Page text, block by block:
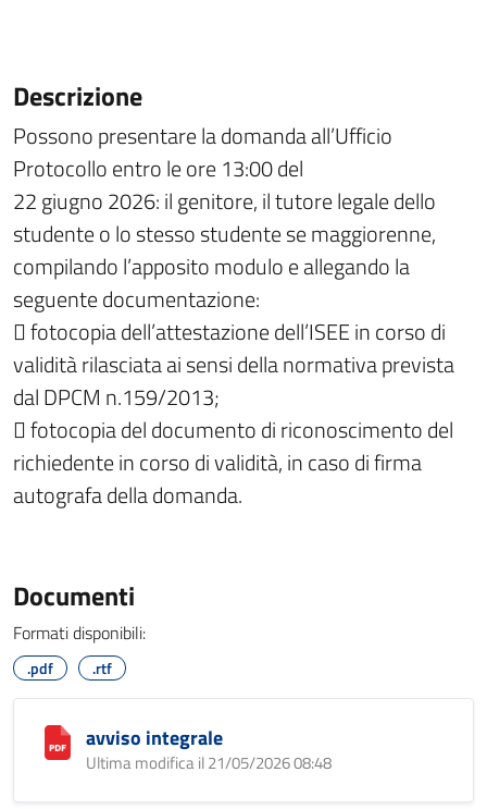
Descrizione
Possono presentare la domanda all’Ufficio
Protocollo entro le ore 13:00 del
22 giugno 2026: il genitore, il tutore legale dello
studente o lo stesso studente se maggiorenne,
compilando l’apposito modulo e allegando la
seguente documentazione:
 fotocopia dell’attestazione dell’ISEE in corso di
validità rilasciata ai sensi della normativa prevista
dal DPCM n.159/2013;
 fotocopia del documento di riconoscimento del
richiedente in corso di validità, in caso di firma
autografa della domanda.
Documenti
Formati disponibili:
.pdf .rtf
avviso integrale
Ultima modifica il 21/05/2026 08:48